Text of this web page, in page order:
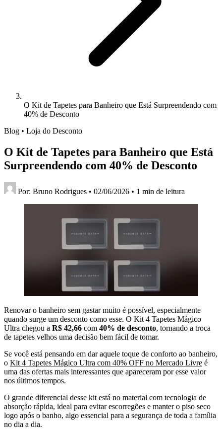
O Kit de Tapetes para Banheiro que Está Surpreendendo com
40% de Desconto
Blog • Loja do Desconto
O Kit de Tapetes para Banheiro que Está
Surpreendendo com 40% de Desconto
Por: Bruno Rodrigues • 02/06/2026 • 1 min de leitura
Renovar o banheiro sem gastar muito é possível, especialmente
quando surge um desconto como esse. O Kit 4 Tapetes Mágico
Ultra chegou a R$ 42,66 com 40% de desconto, tornando a troca
de tapetes velhos uma decisão bem fácil de tomar.
Se você está pensando em dar aquele toque de conforto ao banheiro,
o Kit 4 Tapetes Mágico Ultra com 40% OFF no Mercado Livre é
uma das ofertas mais interessantes que apareceram por esse valor
nos últimos tempos.
O grande diferencial desse kit está no material com tecnologia de
absorção rápida, ideal para evitar escorregões e manter o piso seco
logo após o banho, algo essencial para a segurança de toda a família
no dia a dia.